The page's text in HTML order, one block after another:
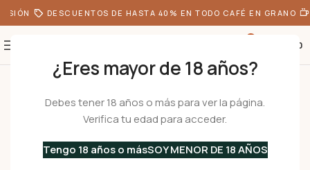
¿Eres mayor de 18 años?
Debes tener 18 años o más para ver la página.
Verifica tu edad para acceder.
Tengo 18 años o másSOY MENOR DE 18 AÑOS
DESCUENTOS DE HASTA 40% EN TODO CAFÉ EN GRANO
0.00
Cápsulas de Café
Lavazza Blue®, Espresso Point® y PODS. Prueba nuevos
sabores y aromas.